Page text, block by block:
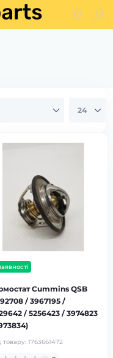
Cummins QSB
/ 3967195 /
/ 5256423 / 3974823
товару: 1763661472